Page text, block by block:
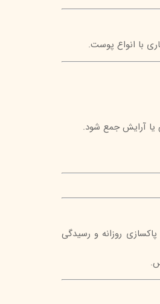
با انواع پوست.
یا آرایش جمع شود.
پاکسازی روزانه و رسیدگی